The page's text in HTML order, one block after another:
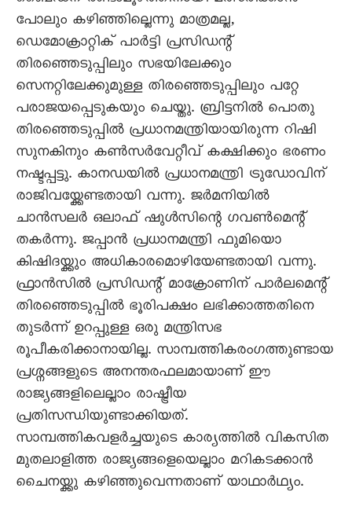
പോലും കഴിഞ്ഞില്ലെന്നു മാത്രമല്ല,
ഡെമോക്രാറ്റിക് പാർട്ടി പ്രസിഡന്റ്
തിരഞ്ഞെടുപ്പിലും സഭയിലേക്കും
സെനറ്റിലേക്കുമുള്ള തിരഞ്ഞെടുപ്പിലും പറ്റേ
പരാജയപ്പെടുകയും ചെയ്തു. ബ്രിട്ടനിൽ പൊതു
തിരഞ്ഞെടുപ്പിൽ പ്രധാനമന്ത്രിയായിരുന്ന റിഷി
സുനകിനും കൺസർവേറ്റീവ് കക്ഷിക്കും ഭരണം
നഷ്ടപ്പട്ടു. കാനഡയിൽ പ്രധാനമന്ത്രി ട്രുഡോവിന്
രാജിവയ്ക്കേണ്ടതായി വന്നു. ജർമനിയിൽ
ചാൻസലർ ഒലാഫ് ഷുൾസിന്റെ ഗവൺമെന്റ്
തകർന്നു. ജപ്പാൻ പ്രധാനമന്ത്രി ഫുമിയൊ
കിഷിദയ്ക്കും അധികാരമൊഴിയേണ്ടതായി വന്നു.
ഫ്രാൻസിൽ പ്രസിഡന്റ് മാക്രോണിന് പാർലമെന്റ്
തിരഞ്ഞെടുപ്പിൽ ഭൂരിപക്ഷം ലഭിക്കാത്തതിനെ
തുടർന്ന് ഉറപ്പുള്ള ഒരു മന്ത്രിസഭ
രൂപീകരിക്കാനായില്ല. സാമ്പത്തികരംഗത്തുണ്ടായ
പ്രശ്നങ്ങളുടെ അനന്തരഫലമായാണ് ഈ
രാജ്യങ്ങളിലെല്ലാം രാഷ്ട്രീയ
പ്രതിസന്ധിയുണ്ടാക്കിയത്.
സാമ്പത്തികവളർച്ചയുടെ കാര്യത്തിൽ വികസിത
മുതലാളിത്ത രാജ്യങ്ങളെയെല്ലാം മറികടക്കാൻ
ചെെനയ്ക്കു കഴിഞ്ഞുവെന്നതാണ് യാഥാർഥ്യം.